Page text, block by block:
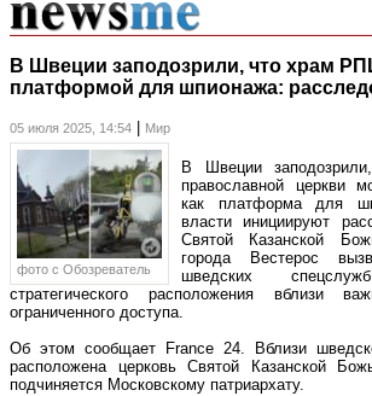
В Швеции заподозрили, что храм
платформой для шпионажа:
05 июля 2025, 14:54 Мир
фото c Обозреватель
В Швеции
православной церкви
как платформа для
власти инициируют
Святой Казанской
города Вестерос
шведских
стратегического расположения вблизи
ограниченного доступа.
Об этом сообщает France 24. Вблизи
расположена церковь Святой Казанской
подчиняется Московскому патриархату.